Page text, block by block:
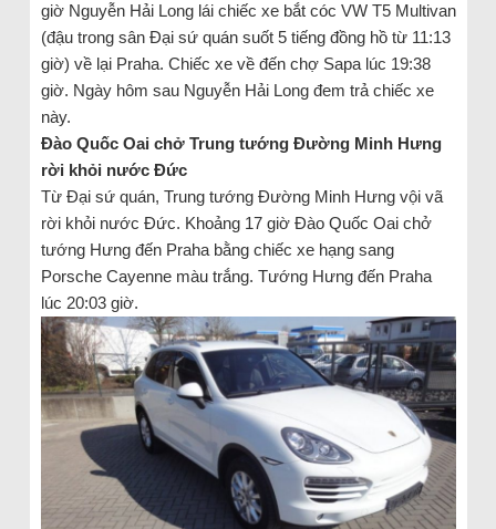
giờ Nguyễn Hải Long lái chiếc xe bắt cóc VW T5 Multivan
(đậu trong sân Đại sứ quán suốt 5 tiếng đồng hồ từ 11:13
giờ) về lại Praha. Chiếc xe về đến chợ Sapa lúc 19:38
giờ. Ngày hôm sau Nguyễn Hải Long đem trả chiếc xe
này.
Đào Quốc Oai chở Trung tướng Đường Minh Hưng
rời khỏi nước Đức
Từ Đại sứ quán, Trung tướng Đường Minh Hưng vội vã
rời khỏi nước Đức. Khoảng 17 giờ Đào Quốc Oai chở
tướng Hưng đến Praha bằng chiếc xe hạng sang
Porsche Cayenne màu trắng. Tướng Hưng đến Praha
lúc 20:03 giờ.